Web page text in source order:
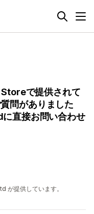
で提供されて
問がありました
直接お問い合わせ
が提供しています。